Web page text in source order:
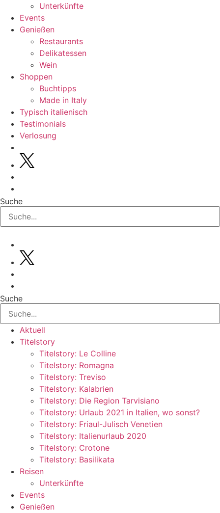
Unterkünfte
Events
Genießen
Restaurants
Delikatessen
Wein
Shoppen
Buchtipps
Made in Italy
Typisch italienisch
Testimonials
Verlosung
Suche
Suche
Aktuell
Titelstory
Titelstory: Le Colline
Titelstory: Romagna
Titelstory: Treviso
Titelstory: Kalabrien
Titelstory: Die Region Tarvisiano
Titelstory: Urlaub 2021 in Italien, wo sonst?
Titelstory: Friaul-Julisch Venetien
Titelstory: Italienurlaub 2020
Titelstory: Crotone
Titelstory: Basilikata
Reisen
Unterkünfte
Events
Genießen